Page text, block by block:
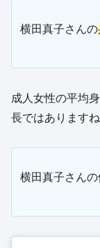
横田真子さんの
成人女性の平均
長ではありますね
横田真子さんの